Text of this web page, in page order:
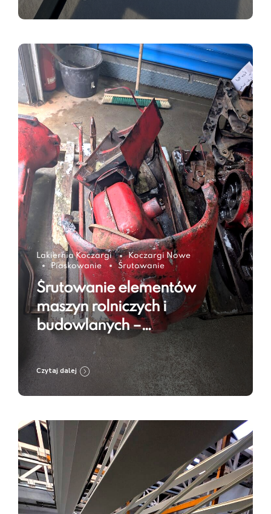
Lakiernia Koczargi
Koczargi Nowe
Piaskowanie
Śrutowanie
Śrutowanie elementów
maszyn rolniczych i
budowlanych –
przygotowanie do renowacji
i zabezpieczenia
antykorozyjnego
Czytaj dalej